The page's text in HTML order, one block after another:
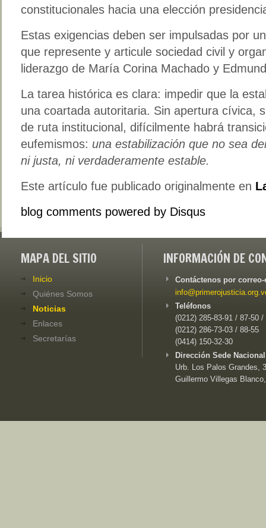
constitucionales hacia una elección
Estas exigencias deben ser impulsadas por
que represente y articule sociedad civil y
liderazgo de María Corina Machado y
La tarea histórica es clara: impedir que la
una coartada autoritaria. Sin apertura cívica,
de ruta institucional, difícilmente habrá
eufemismos: una estabilización que no sea
ni justa, ni verdaderamente estable.
Este artículo fue publicado originalmente en
blog comments powered by Disqus
MAPA DEL SITIO
Inicio
Quiénes Somos
Noticias
Enlaces
Secretarías
INFORMACIÓN DE
Contáctenos por
Teléfonos
(0212) 285-83-91 / 87-50 /
(0212) 286-73-03 / 88-55
(0414) 150-32-30
Dirección Sede
Urb. Los Palos Grandes,
Guillermo Villegas